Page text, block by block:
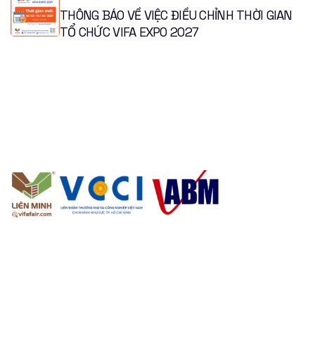
THÔNG BÁO VỀ VIỆC ĐIỀU CHỈNH THỜI GIAN
TỔ CHỨC VIFA EXPO 2027